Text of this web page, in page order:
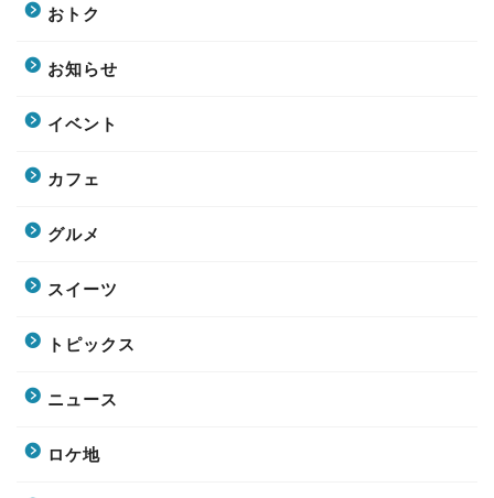
おトク
お知らせ
イベント
カフェ
グルメ
スイーツ
トピックス
ニュース
ロケ地